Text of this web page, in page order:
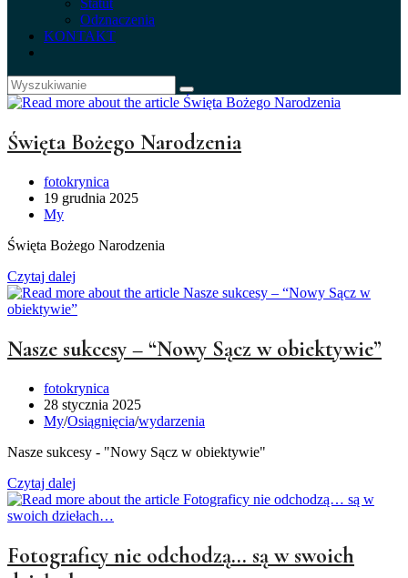
Statut
Odznaczenia
KONTAKT
Święta Bożego Narodzenia
Post
author:
fotokrynica
Post
published:
19 grudnia 2025
Post
My
Święta Bożego Narodzenia
Czytaj dalej
Bożego
Narodzenia
Nasze sukcesy – “Nowy Sącz w obiektywie”
Post
author:
fotokrynica
Post
published:
28 stycznia 2025
Post
My/Osiągnięcia/wydarzenia
Nasze sukcesy - "Nowy Sącz w obiektywie"
Czytaj dalej
sukcesy
–
Sącz
w
Fotograficy nie odchodzą… są w swoich